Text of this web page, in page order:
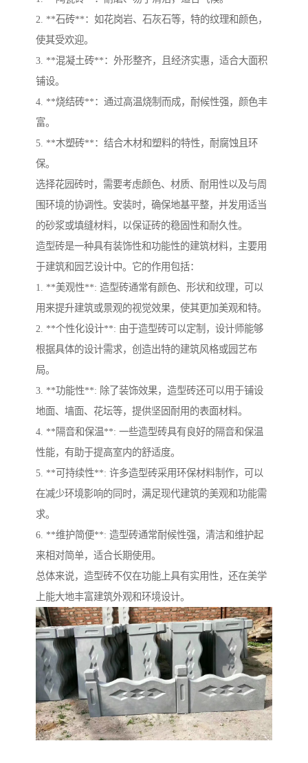
2. **石砖**：如花岗岩、石灰石等，特的纹理和颜色，
使其受欢迎。
3. **混凝土砖**：外形整齐，且经济实惠，适合大面积
铺设。
4. **烧结砖**：通过高温烧制而成，耐候性强，颜色丰
富。
5. **木塑砖**：结合木材和塑料的特性，耐腐蚀且环
保。
选择花园砖时，需要考虑颜色、材质、耐用性以及与周
围环境的协调性。安装时，确保地基平整，并发用适当
的砂浆或填缝材料，以保证砖的稳固性和耐久性。
造型砖是一种具有装饰性和功能性的建筑材料，主要用
于建筑和园艺设计中。它的作用包括：
1. **美观性**: 造型砖通常有颜色、形状和纹理，可以
用来提升建筑或景观的视觉效果，使其更加美观和特。
2. **个性化设计**: 由于造型砖可以定制，设计师能够
根据具体的设计需求，创造出特的建筑风格或园艺布
局。
3. **功能性**: 除了装饰效果，造型砖还可以用于铺设
地面、墙面、花坛等，提供坚固耐用的表面材料。
4. **隔音和保温**: 一些造型砖具有良好的隔音和保温
性能，有助于提高室内的舒适度。
5. **可持续性**: 许多造型砖采用环保材料制作，可以
在减少环境影响的同时，满足现代建筑的美观和功能需
求。
6. **维护简便**: 造型砖通常耐候性强，清洁和维护起
来相对简单，适合长期使用。
总体来说，造型砖不仅在功能上具有实用性，还在美学
上能大地丰富建筑外观和环境设计。